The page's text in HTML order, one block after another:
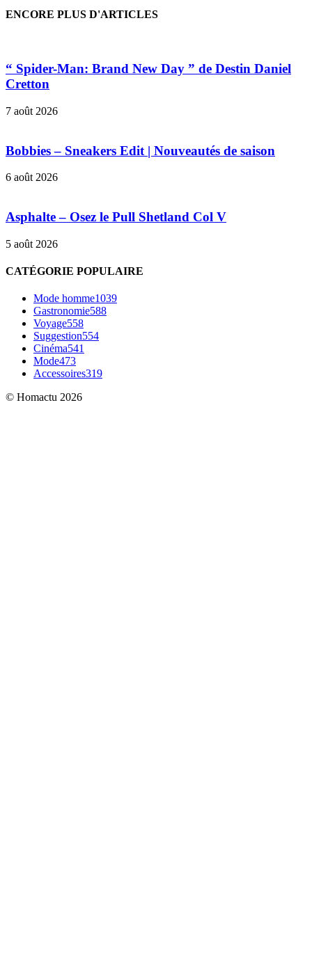
ENCORE PLUS D'ARTICLES
“ Spider-Man: Brand New Day ” de Destin Daniel
Cretton
7 août 2026
Bobbies – Sneakers Edit | Nouveautés de saison
6 août 2026
Asphalte – Osez le Pull Shetland Col V
5 août 2026
CATÉGORIE POPULAIRE
Mode homme1039
Gastronomie588
Voyage558
Suggestion554
Cinéma541
Mode473
Accessoires319
© Homactu 2026